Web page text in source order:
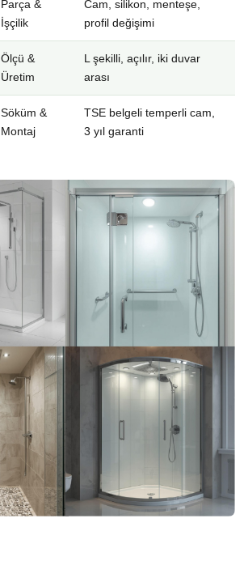
Parça &
İşçilik
Cam, silikon, menteşe,
profil değişimi
Ölçü &
Üretim
L şekilli, açılır, iki duvar
arası
Söküm &
Montaj
TSE belgeli temperli cam,
3 yıl garanti